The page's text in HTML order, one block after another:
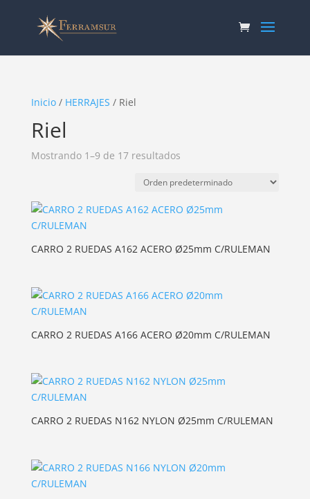
Inicio/ HERRAJES / Riel
Riel
Mostrando 1–9 de 17 resultados
CARRO 2 RUEDAS A162 ACERO Ø25mm C/RULEMAN
CARRO 2 RUEDAS A166 ACERO Ø20mm C/RULEMAN
CARRO 2 RUEDAS N162 NYLON Ø25mm C/RULEMAN